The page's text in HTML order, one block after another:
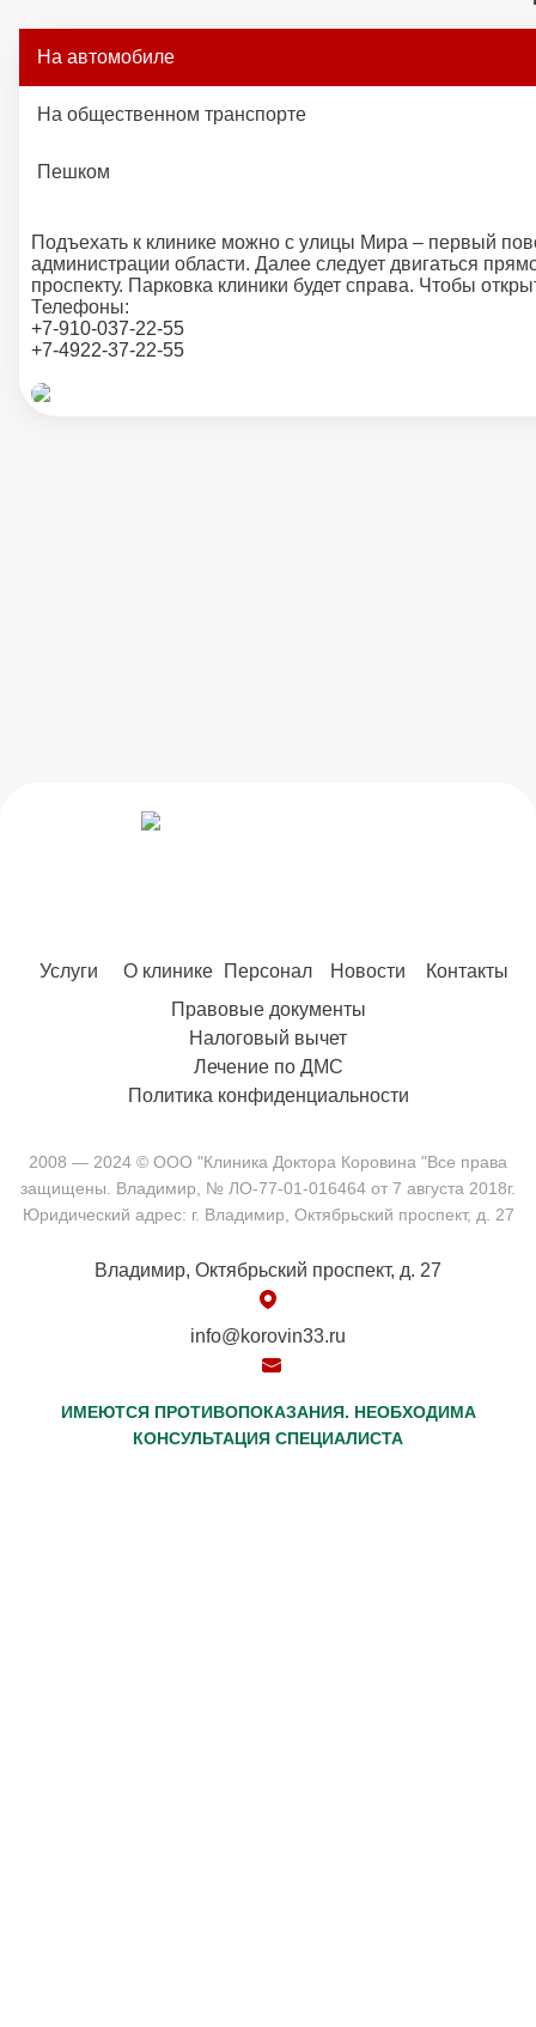
На автомобиле
На общественном транспорте
Пешком
Подъехать к клинике можно с улицы Мира – первый
администрации области. Далее следует двигаться
проспекту. Парковка клиники будет справа. Чтобы
Телефоны:
+7-910-037-22-55
+7-4922-37-22-55
Услуги О клинике Персонал Новости
Контакты
Правовые документы
Налоговый вычет
Лечение по ДМС
Политика конфиденциальности
2008 — 2024 © ООО "Клиника Доктора Коровина "Все права
защищены. Владимир, № ЛО-77-01-016464 от 7 августа 2018г.
Юридический адрес: г. Владимир, Октябрьский проспект, д. 27
Владимир, Октябрьский проспект, д. 27
info@korovin33.ru
ИМЕЮТСЯ ПРОТИВОПОКАЗАНИЯ. НЕОБХОДИМА
КОНСУЛЬТАЦИЯ СПЕЦИАЛИСТА